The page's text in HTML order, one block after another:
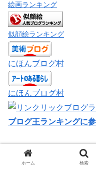
絵画ランキング
似顔絵ランキング
にほんブログ村
にほんブログ村
ブログ王ランキングに参
ホーム 検索